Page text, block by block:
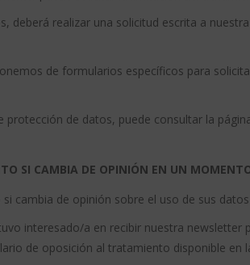
deberá realizar una solicitud escrita a
de formularios específicos para
protección de datos, puede consultar la
SI CAMBIA DE OPINIÓN EN UN
cambia de opinión sobre el uso de sus
interesado/a en recibir nuestra newsletter
de oposición al tratamiento disponible en